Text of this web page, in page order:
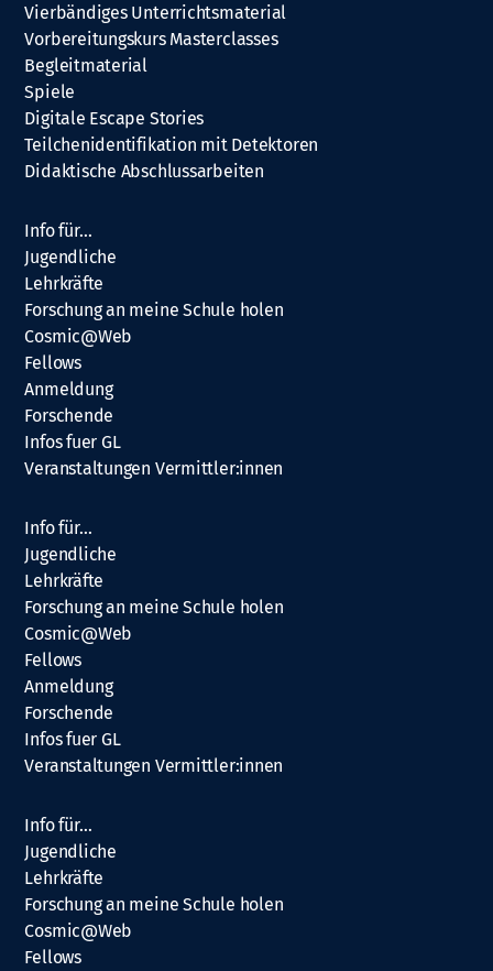
Vierbändiges Unterrichtsmaterial
Vorbereitungskurs Masterclasses
Begleitmaterial
Spiele
Digitale Escape Stories
Teilchenidentifikation mit Detektoren
Didaktische Abschlussarbeiten
Info für…
Jugendliche
Lehrkräfte
Forschung an meine Schule holen
Cosmic@Web
Fellows
Anmeldung
Forschende
Infos fuer GL
Veranstaltungen Vermittler:innen
Info für…
Jugendliche
Lehrkräfte
Forschung an meine Schule holen
Cosmic@Web
Fellows
Anmeldung
Forschende
Infos fuer GL
Veranstaltungen Vermittler:innen
Info für…
Jugendliche
Lehrkräfte
Forschung an meine Schule holen
Cosmic@Web
Fellows